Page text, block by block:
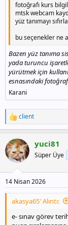
fotoğrafı kurs
mtsk webcam
yüz tanımayı sıfırla
bu seçenekler ne
Bazen yüz tanıma
yada turuncu
yürütmek için
esnasındaki
Karani
T
e
k
i
l
:
client
yuci81
Süper Üye
14 Nisan 2026
akasya65' Alıntı:
e- sınav görev